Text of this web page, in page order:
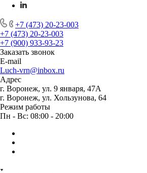
+7 (473) 20-23-003
+7 (473) 20-23-003
+7 (900) 933-93-23
Заказать звонок
E-mail
Luch-vrn@inbox.ru
Адрес
г. Воронеж, ул. 9 января, 47А
г. Воронеж, ул. Хользунова, 64
Режим работы
Пн - Вс: 08:00 - 20:00